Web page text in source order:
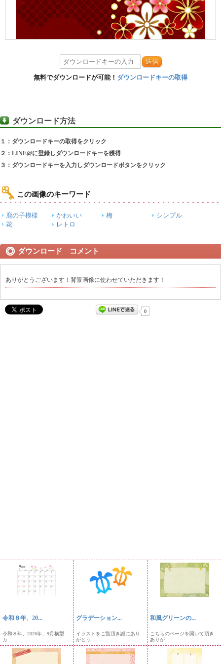
送信
無料でダウンロードが可能！ ダウンロードキーの取得
ダウンロード方法
１：ダウンロードキーの取得をクリック
２：LINE@に登録しダウンロードキーを獲得
３：ダウンロードキーを入力しダウンロードボタンをクリック
この画像のキーワード
鹿の子模様 かわいい 梅
シンプル
花
レトロ
ダウンロード コメント
ありがとうございます！背景画像に使わせていただきます！
0
令和８年、20...
令和８年、2026年、9月横型
カ...
グラデーション...
イラストをご覧頂き誠にあり
がとう...
和風グリーンの...
こちらのページを開いて頂き
ありが...